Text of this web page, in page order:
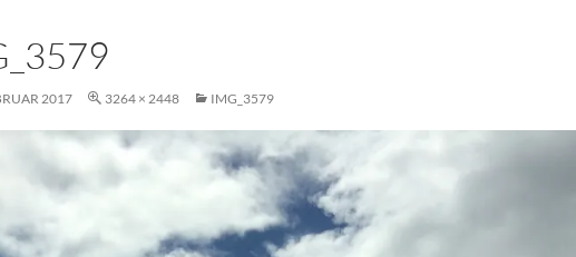
2017 3264 × 2448 IMG_3579